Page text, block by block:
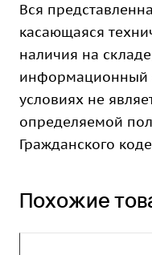
Вся
касающаяся
наличия на
информационный
условиях не
определяемой
Гражданского
Похожие